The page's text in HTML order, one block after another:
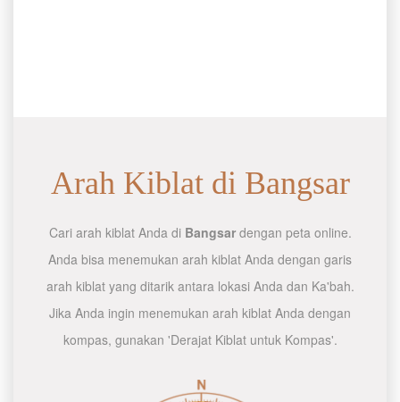
Arah Kiblat di Bangsar
Cari arah kiblat Anda di Bangsardengan peta online.
Anda bisa menemukan arah kiblat Anda dengan garis
arah kiblat yang ditarik antara lokasi Anda dan Ka'bah.
Jika Anda ingin menemukan arah kiblat Anda dengan
kompas, gunakan 'Derajat Kiblat untuk Kompas'.